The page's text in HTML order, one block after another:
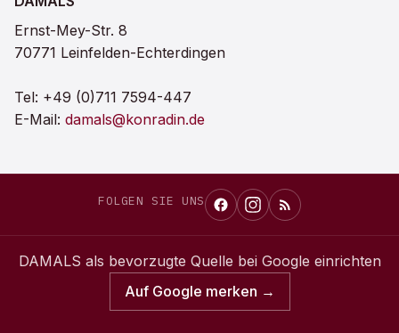
Ernst-Mey-Str. 8
70771 Leinfelden-Echterdingen
Tel: +49 (0)711 7594-447
E-Mail: damals@konradin.de
FOLGEN SIE UNS
DAMALS als bevorzugte Quelle bei Google einrichten
Auf Google merken →